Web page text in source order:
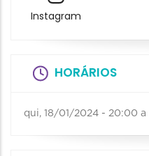
Instagram
HORÁRIOS
qui, 18/01/2024 - 20:00 a